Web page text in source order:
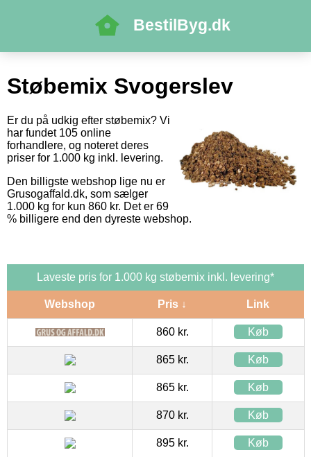
BestilByg.dk
Støbemix Svogerslev
Er du på udkig efter støbemix? Vi
har fundet 105 online
forhandlere, og noteret deres
priser for 1.000 kg inkl. levering.
Den billigste webshop lige nu er
Grusogaffald.dk, som sælger
1.000 kg for kun 860 kr. Det er 69
% billigere end den dyreste webshop.
Laveste pris for 1.000 kg støbemix inkl. levering*
Webshop Pris ↓ Link
860 kr. Køb
865 kr. Køb
865 kr. Køb
870 kr. Køb
895 kr. Køb